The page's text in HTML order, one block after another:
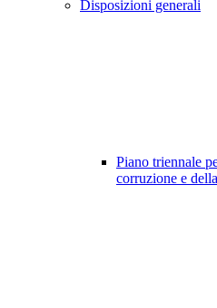
Disposizioni generali
Piano triennale
corruzione e